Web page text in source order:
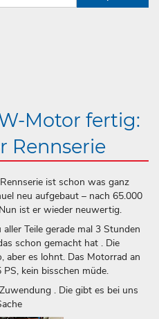
Motor fertig:
Rennserie
ist schon was ganz
neu aufgebaut – nach 65.000
ist er wieder neuwertig.
Teile gerade mal 3 Stunden
schon gemacht hat . Die
aber es lohnt. Das Motorrad an
kein bisschen müde.
. Die gibt es bei uns